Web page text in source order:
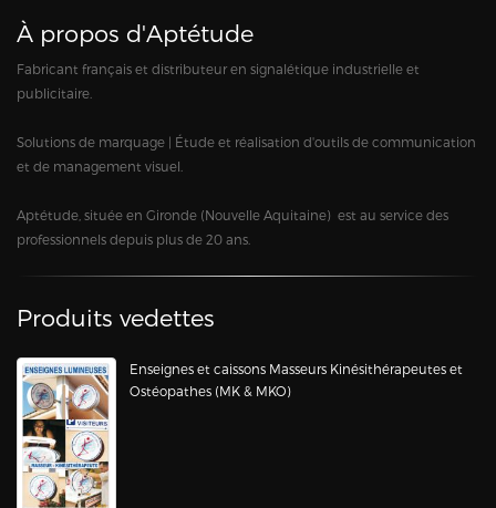
À propos d'Aptétude
Fabricant français et distributeur en signalétique industrielle et
publicitaire.
Solutions de marquage | Étude et réalisation d'outils de communication
et de management visuel.
Aptétude, située en Gironde (Nouvelle Aquitaine) est au service des
professionnels depuis plus de 20 ans.
Produits vedettes
Enseignes et caissons Masseurs Kinésithérapeutes et
Ostéopathes (MK & MKO)